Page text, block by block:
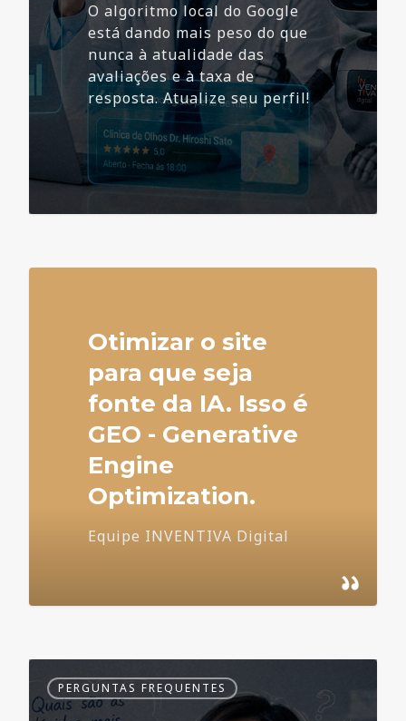
O algoritmo local do Google
está dando mais peso do que
nunca à atualidade das
avaliações e à taxa de
resposta. Atualize seu perfil!
Otimizar o site
para que seja
fonte da IA. Isso é
GEO - Generative
Engine
Optimization.
Equipe INVENTIVA Digital
Frequentes
no
PERGUNTAS FREQUENTES